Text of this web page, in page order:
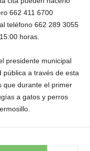
662 411 6700
teléfono 662 289 3055
horas.
presidente municipal
pública a través de esta
que durante el primer
a gatos y perros